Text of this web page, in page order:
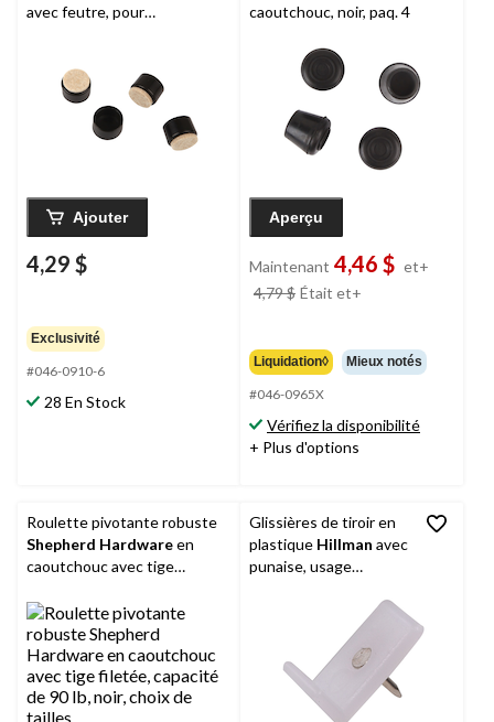
avec feutre, pour
franc ou stratifié, 7/8
po, noir, paq. 4
Ajouter
4,29 $
Exclusivité
#046-0910-6
28 En Stock
caoutchouc, noir, paq. 4
Aperçu
Maintenant 4,46 $ et+
4,79 $ Était et+
partir
de
Liquidation◊ Mieux notés
#046-0965X
Vérifiez la disponibilité
+ Plus d'options
Roulette pivotante robuste
Shepherd Hardwareen
caoutchouc avec tige
noir, choix de tailles
Glissières de tiroir en
plastique Hillman avec
punaise, usage
de fixation incluse,